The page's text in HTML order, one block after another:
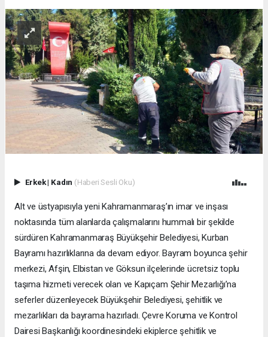
Erkek| Kadın (Haberi Sesli Oku)
Alt ve üstyapısıyla yeni Kahramanmaraş’ın imar ve inşası
noktasında tüm alanlarda çalışmalarını hummalı bir şekilde
sürdüren Kahramanmaraş Büyükşehir Belediyesi, Kurban
Bayramı hazırlıklarına da devam ediyor. Bayram boyunca şehir
merkezi, Afşin, Elbistan ve Göksun ilçelerinde ücretsiz toplu
taşıma hizmeti verecek olan ve Kapıçam Şehir Mezarlığı’na
seferler düzenleyecek Büyükşehir Belediyesi, şehitlik ve
mezarlıkları da bayrama hazırladı. Çevre Koruma ve Kontrol
Dairesi Başkanlığı koordinesindeki ekiplerce şehitlik ve